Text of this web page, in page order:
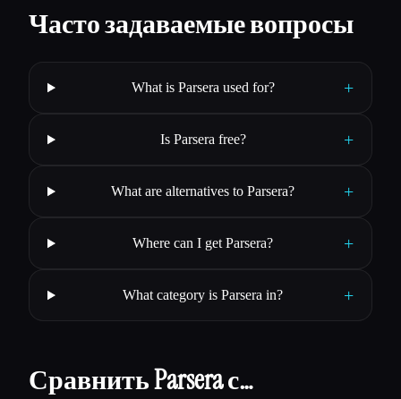
Часто задаваемые вопросы
What is Parsera used for? +
Is Parsera free? +
What are alternatives to Parsera? +
Where can I get Parsera? +
What category is Parsera in? +
Сравнить Parsera с…